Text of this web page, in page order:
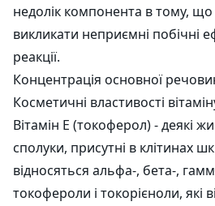
недолік компонента в тому, що
викликати неприємні побічні
реакції.
Концентрація основної
Косметичні властивості
Вітамін Е (токоферол) - деякі
сполуки, присутні в клітинах
відносяться альфа-, бета-,
токофероли і токорієноли, які